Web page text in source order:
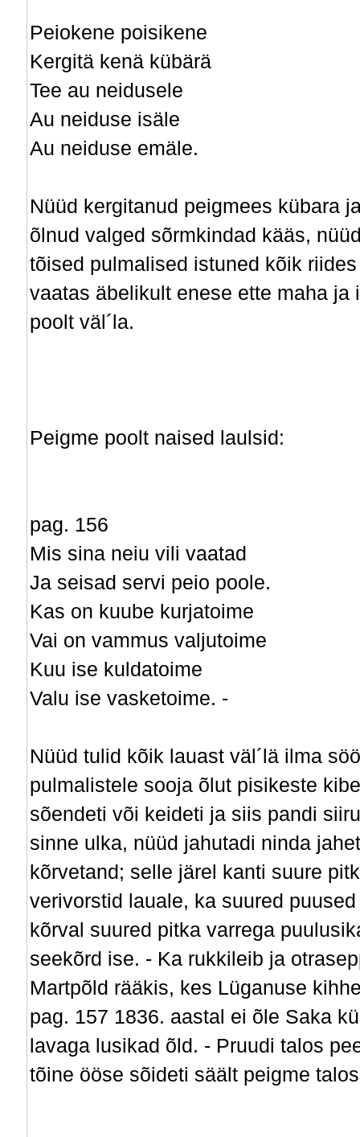
Peiokene poisikene
Kergitä kenä kübärä
Tee au neidusele
Au neiduse isäle
Au neiduse emäle.
Nüüd kergitanud peigmees kübara
õlnud valged sõrmkindad kääs,
tõised pulmalised istuned kõik
vaatas äbelikult enese ette maha
poolt väl´la.
Peigme poolt naised laulsid:
pag. 156
Mis sina neiu vili vaatad
Ja seisad servi peio poole.
Kas on kuube kurjatoime
Vai on vammus valjutoime
Kuu ise kuldatoime
Valu ise vasketoime. -
Nüüd tulid kõik lauast väl´lä ilma
pulmalistele sooja õlut pisikeste
sõendeti või keideti ja siis pandi
sinne ulka, nüüd jahutadi ninda
kõrvetand; selle järel kanti suure
verivorstid lauale, ka suured
kõrval suured pitka varrega
seekõrd ise. - Ka rukkileib ja
Martpõld rääkis, kes Lüganuse
pag. 157 1836. aastal ei õle Saka
lavaga lusikad õld. - Pruudi talos
tõine ööse sõideti säält peigme